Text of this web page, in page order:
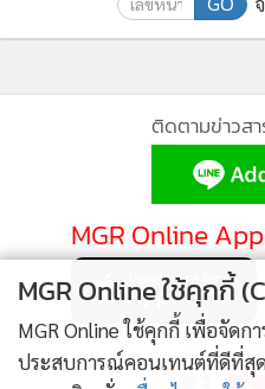
ติดตามข่าวสา
MGR Online
ติดตาม
MGR Online ใช้คุกกี้
MGR Online ใช้คุกกี้ เพื่อจัด
ประสบการณ์คอนเทนต์ที่ดีที่สุ